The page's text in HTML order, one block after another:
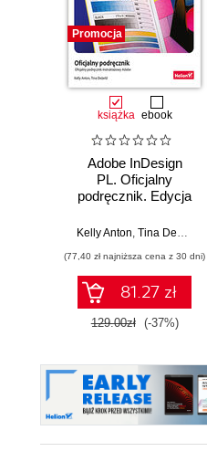
Promocja
książka ebook
Adobe InDesign
PL. Oficjalny
podręcznik. Edycja
Kelly Anton, Tina DeJarld
(77,40 zł najniższa cena z 30 dni)
81.27 zł
129.00zł (-37%)